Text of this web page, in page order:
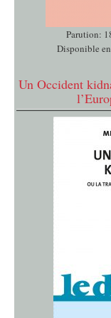
Parution:
Disponible
Un Occident